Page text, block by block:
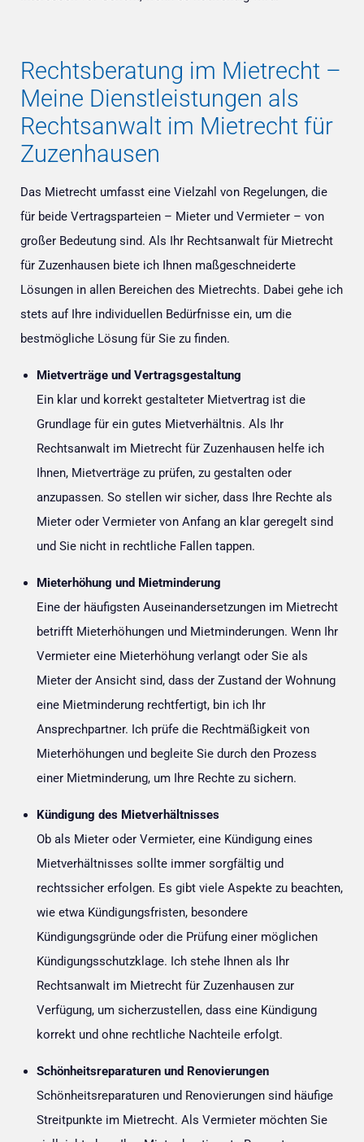
Rechtsberatung im Mietrecht –
Meine Dienstleistungen als
Rechtsanwalt im Mietrecht für
Zuzenhausen
Das Mietrecht umfasst eine Vielzahl von Regelungen, die
für beide Vertragsparteien – Mieter und Vermieter – von
großer Bedeutung sind. Als Ihr Rechtsanwalt für Mietrecht
für Zuzenhausen biete ich Ihnen maßgeschneiderte
Lösungen in allen Bereichen des Mietrechts. Dabei gehe ich
stets auf Ihre individuellen Bedürfnisse ein, um die
bestmögliche Lösung für Sie zu finden.
Mietverträge und Vertragsgestaltung
Ein klar und korrekt gestalteter Mietvertrag ist die
Grundlage für ein gutes Mietverhältnis. Als Ihr
Rechtsanwalt im Mietrecht für Zuzenhausen helfe ich
Ihnen, Mietverträge zu prüfen, zu gestalten oder
anzupassen. So stellen wir sicher, dass Ihre Rechte als
Mieter oder Vermieter von Anfang an klar geregelt sind
und Sie nicht in rechtliche Fallen tappen.
Mieterhöhung und Mietminderung
Eine der häufigsten Auseinandersetzungen im Mietrecht
betrifft Mieterhöhungen und Mietminderungen. Wenn Ihr
Vermieter eine Mieterhöhung verlangt oder Sie als
Mieter der Ansicht sind, dass der Zustand der Wohnung
eine Mietminderung rechtfertigt, bin ich Ihr
Ansprechpartner. Ich prüfe die Rechtmäßigkeit von
Mieterhöhungen und begleite Sie durch den Prozess
einer Mietminderung, um Ihre Rechte zu sichern.
Kündigung des Mietverhältnisses
Ob als Mieter oder Vermieter, eine Kündigung eines
Mietverhältnisses sollte immer sorgfältig und
rechtssicher erfolgen. Es gibt viele Aspekte zu beachten,
wie etwa Kündigungsfristen, besondere
Kündigungsgründe oder die Prüfung einer möglichen
Kündigungsschutzklage. Ich stehe Ihnen als Ihr
Rechtsanwalt im Mietrecht für Zuzenhausen zur
Verfügung, um sicherzustellen, dass eine Kündigung
korrekt und ohne rechtliche Nachteile erfolgt.
Schönheitsreparaturen und Renovierungen
Schönheitsreparaturen und Renovierungen sind häufige
Streitpunkte im Mietrecht. Als Vermieter möchten Sie